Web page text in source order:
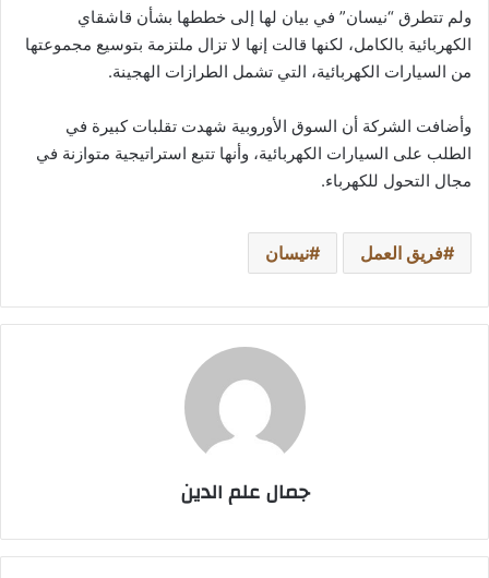
ولم تتطرق “نيسان” في بيان لها إلى خططها بشأن قاشقاي
الكهربائية بالكامل، لكنها قالت إنها لا تزال ملتزمة بتوسيع مجموعتها
من السيارات الكهربائية، التي تشمل الطرازات الهجينة.
وأضافت الشركة أن السوق الأوروبية شهدت تقلبات كبيرة في
الطلب على السيارات الكهربائية، وأنها تتبع استراتيجية متوازنة في
مجال التحول للكهرباء.
فريق العمل نيسان
جمال علم الدين